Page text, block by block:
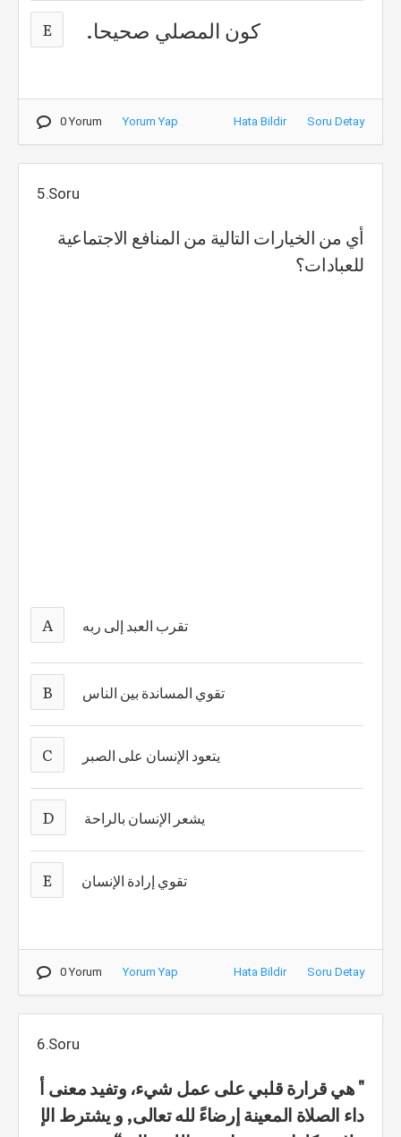
E كون المصلي صحيحا.
0 Yorum Yorum Yap Hata Bildir Soru Detay
5.Soru
أي من الخيارات التالية من المنافع الاجتماعية
للعبادات؟
A تقرب العبد إلى ربه
B تقوي المساندة بين الناس
C يتعود الإنسان على الصبر
D يشعر الإنسان بالراحة
E تقوي إرادة الإنسان
0 Yorum Yorum Yap Hata Bildir Soru Detay
6.Soru
" هي قرارة قلبي على عمل شيء، وتفيد معنى أ
داء الصلاة المعينة إرضاءً لله تعالى, و يشترط الإ